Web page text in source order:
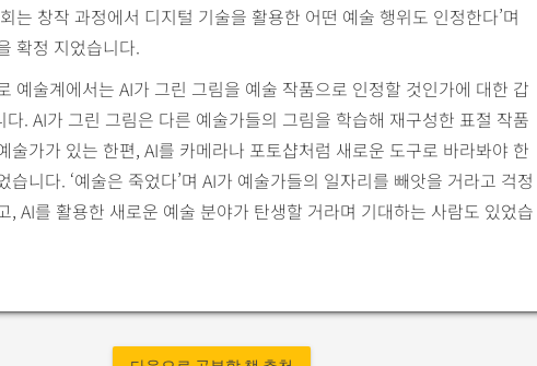
는 창작 과정에서 디지털 기술을 활용한 어떤 예술 행위도 인정한다’며
확정 지었습니다.
예술계에서는 AI가 그린 그림을 예술 작품으로 인정할 것인가에 대한 갑
다. AI가 그린 그림은 다른 예술가들의 그림을 학습해 재구성한 표절 작품
술가가 있는 한편, AI를 카메라나 포토샵처럼 새로운 도구로 바라봐야 한
습니다. ‘예술은 죽었다’며 AI가 예술가들의 일자리를 빼앗을 거라고 걱정
, AI를 활용한 새로운 예술 분야가 탄생할 거라며 기대하는 사람도 있었습